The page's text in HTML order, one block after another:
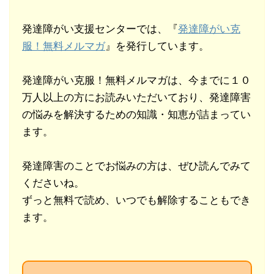
発達障がい支援センターでは、『発達障がい克
服！無料メルマガ』を発行しています。
発達障がい克服！無料メルマガは、今までに１０
万人以上の方にお読みいただいており、発達障害
の悩みを解決するための知識・知恵が詰まってい
ます。
発達障害のことでお悩みの方は、ぜひ読んでみて
くださいね。
ずっと無料で読め、いつでも解除することもでき
ます。